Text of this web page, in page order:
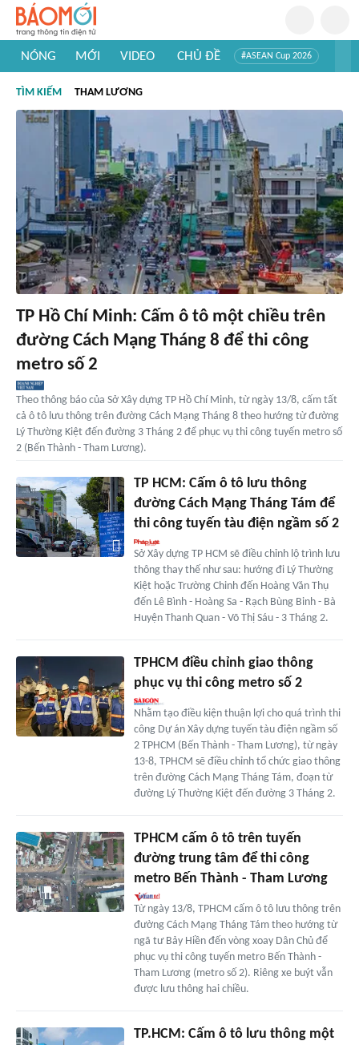
NÓNG MỚI VIDEO CHỦ ĐỀ #ASEAN Cup 2026
#Khám phá Việt Nam
#Khám phá thế giới
TÌM KIẾM THAM LƯƠNG
TP Hồ Chí Minh: Cấm ô tô một chiều trên
đường Cách Mạng Tháng 8 để thi công
metro số 2
Theo thông báo của Sở Xây dựng TP Hồ Chí Minh, từ ngày 13/8, cấm tất
cả ô tô lưu thông trên đường Cách Mạng Tháng 8 theo hướng từ đường
Lý Thường Kiệt đến đường 3 Tháng 2 để phục vụ thi công tuyến metro số
2 (Bến Thành - Tham Lương).
TP HCM: Cấm ô tô lưu thông
đường Cách Mạng Tháng Tám để
thi công tuyến tàu điện ngầm số 2
Sở Xây dựng TP HCM sẽ điều chỉnh lộ trình lưu
thông thay thế như sau: hướng đi Lý Thường
Kiệt hoặc Trường Chinh đến Hoàng Văn Thụ
đến Lê Bình - Hoàng Sa - Rạch Bùng Binh - Bà
Huyện Thanh Quan - Võ Thị Sáu - 3 Tháng 2.
TPHCM điều chỉnh giao thông
phục vụ thi công metro số 2
Nhằm tạo điều kiện thuận lợi cho quá trình thi
công Dự án Xây dựng tuyến tàu điện ngầm số
2 TPHCM (Bến Thành - Tham Lương), từ ngày
13-8, TPHCM sẽ điều chỉnh tổ chức giao thông
trên đường Cách Mạng Tháng Tám, đoạn từ
đường Lý Thường Kiệt đến đường 3 Tháng 2.
TPHCM cấm ô tô trên tuyến
đường trung tâm để thi công
metro Bến Thành - Tham Lương
Từ ngày 13/8, TPHCM cấm ô tô lưu thông trên
đường Cách Mạng Tháng Tám theo hướng từ
ngã tư Bảy Hiền đến vòng xoay Dân Chủ để
phục vụ thi công tuyến metro Bến Thành -
Tham Lương (metro số 2). Riêng xe buýt vẫn
được lưu thông hai chiều.
TP.HCM: Cấm ô tô lưu thông một